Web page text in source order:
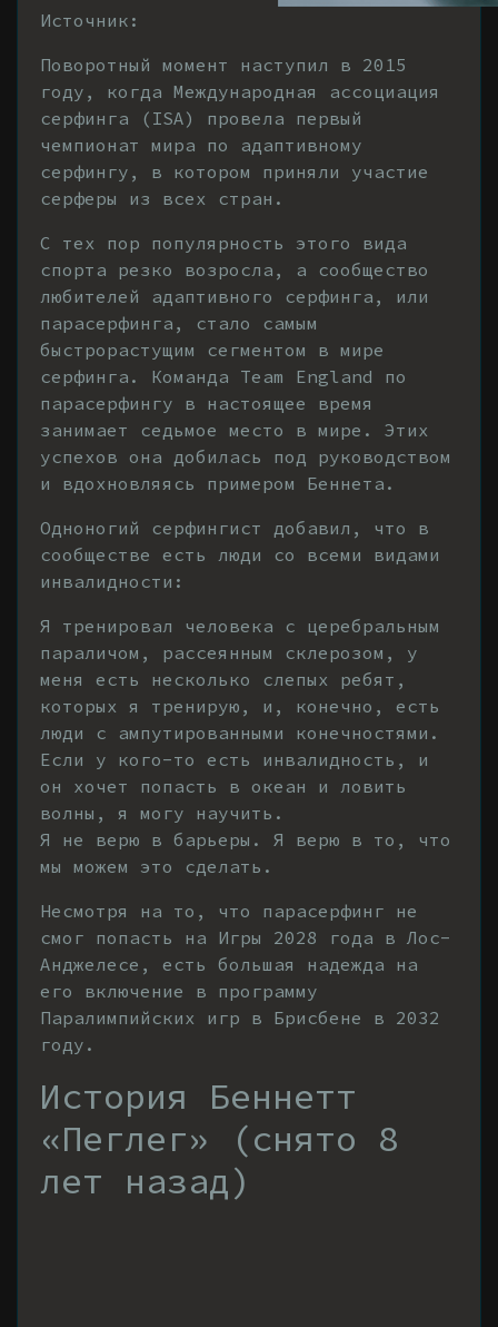
Источник:
Поворотный момент наступил в 2015
году, когда Международная ассоциация
серфинга (ISA) провела первый
чемпионат мира по адаптивному
серфингу, в котором приняли участие
серферы из всех стран.
С тех пор популярность этого вида
спорта резко возросла, а сообщество
любителей адаптивного серфинга, или
парасерфинга, стало самым
быстрорастущим сегментом в мире
серфинга. Команда Team England по
парасерфингу в настоящее время
занимает седьмое место в мире. Этих
успехов она добилась под руководством
и вдохновляясь примером Беннета.
Одноногий серфингист добавил, что в
сообществе есть люди со всеми видами
инвалидности:
Я тренировал человека с церебральным
параличом, рассеянным склерозом, у
меня есть несколько слепых ребят,
которых я тренирую, и, конечно, есть
люди с ампутированными конечностями.
Если у кого-то есть инвалидность, и
он хочет попасть в океан и ловить
волны, я могу научить.
Я не верю в барьеры. Я верю в то, что
мы можем это сделать.
Несмотря на то, что парасерфинг не
смог попасть на Игры 2028 года в Лос-
Анджелесе, есть большая надежда на
его включение в программу
Паралимпийских игр в Брисбене в 2032
году.
История Беннетт
«Пеглег» (снято 8
лет назад)